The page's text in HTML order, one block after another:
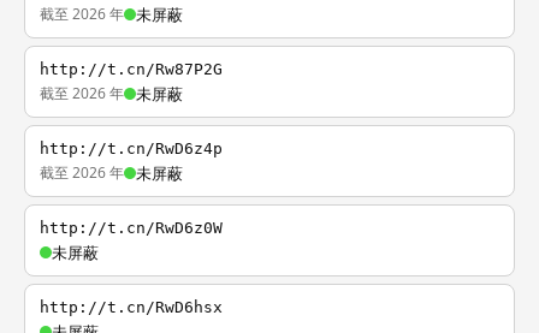
截至 2026 年 未屏蔽
http://t.cn/Rw87P2G
截至 2026 年 未屏蔽
http://t.cn/RwD6z4p
截至 2026 年 未屏蔽
http://t.cn/RwD6z0W
未屏蔽
http://t.cn/RwD6hsx